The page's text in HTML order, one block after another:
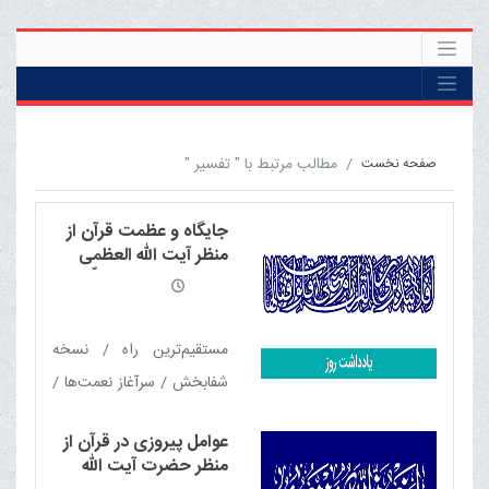
صفحه نخست مطالب مرتبط با " تفسیر "
جایگاه و عظمت قرآن از
منظر آیت الله العظمی
مکارم شیرازی مدّ ظلّه
مستقیم‌ترین راه / نسخه
شفابخش / سرآغاز نعمت‌ها /
خشوع کوه در برابر قرآن / نور
قرآن / برترین معیار شناخت /
عوامل پیروزی در قرآن از
منظر حضرت آیت الله